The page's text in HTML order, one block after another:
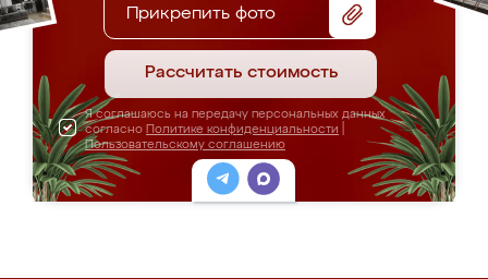
Прикрепить фото
Рассчитать стоимость
Я соглашаюсь на передачу персональных данных
согласно Политике конфиденциальности
Пользовательскому соглашению